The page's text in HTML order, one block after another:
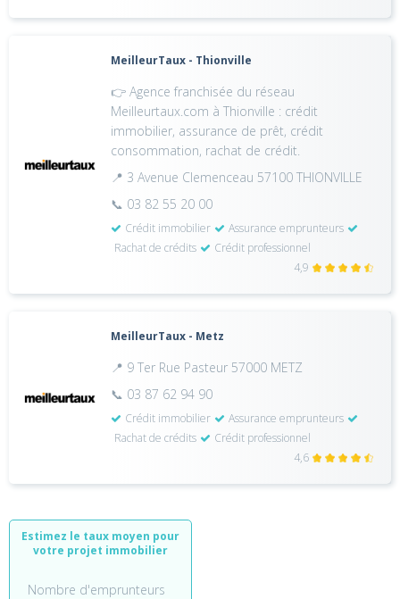
MeilleurTaux - Thionville
👉 Agence franchisée du réseau
Meilleurtaux.com à Thionville : crédit
immobilier, assurance de prêt, crédit
consommation, rachat de crédit.
📍 3 Avenue Clemenceau 57100 THIONVILLE
📞 03 82 55 20 00
Crédit immobilier
Assurance emprunteurs
Rachat de crédits
Crédit professionnel
4,9
MeilleurTaux - Metz
📍 9 Ter Rue Pasteur 57000 METZ
📞 03 87 62 94 90
Crédit immobilier
Assurance emprunteurs
Rachat de crédits
Crédit professionnel
4,6
Estimez le taux moyen pour
votre projet immobilier
Nombre d'emprunteurs